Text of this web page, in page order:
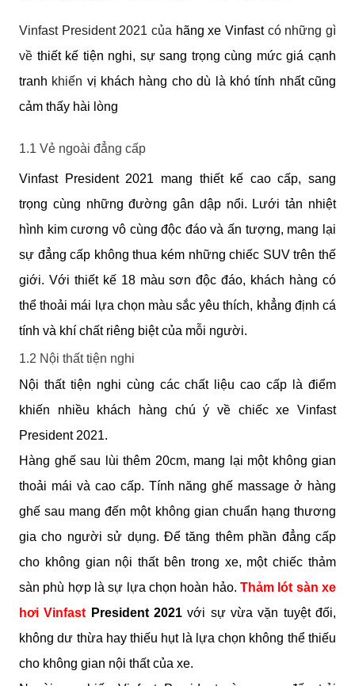
Vinfast President 2021 của hãng xe Vinfast có những gì
về thiết kế tiện nghi, sự sang trọng cùng mức giá cạnh
tranh khiến vị khách hàng cho dù là khó tính nhất cũng
cảm thấy hài lòng
1.1 Vẻ ngoài đẳng cấp
Vinfast President 2021 mang thiết kế cao cấp, sang
trọng cùng những đường gân dập nổi. Lưới tản nhiệt
hình kim cương vô cùng độc đáo và ấn tượng, mang lại
sự đẳng cấp không thua kém những chiếc SUV trên thế
giới. Với thiết kế 18 màu sơn độc đáo, khách hàng có
thể thoải mái lựa chọn màu sắc yêu thích, khẳng định cá
tính và khí chất riêng biệt của mỗi người.
1.2 Nội thất tiện nghi
Nội thất tiện nghi cùng các chất liệu cao cấp là điểm
khiến nhiều khách hàng chú ý về chiếc xe Vinfast
President 2021.
Hàng ghế sau lùi thêm 20cm, mang lại một không gian
thoải mái và cao cấp. Tính năng ghế massage ở hàng
ghế sau mang đến một không gian chuẩn hạng thương
gia cho người sử dụng. Để tăng thêm phần đẳng cấp
cho không gian nội thất bên trong xe, một chiếc thảm
sàn phù hợp là sự lựa chọn hoàn hảo. Thảm lót sàn xe
hơi Vinfast President 2021 với sự vừa vặn tuyệt đối,
không dư thừa hay thiếu hụt là lựa chọn không thể thiếu
cho không gian nội thất của xe.